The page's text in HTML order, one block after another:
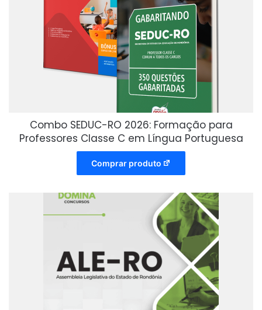
Combo SEDUC-RO 2026: Formação para
Professores Classe C em Língua Portuguesa
Comprar produto